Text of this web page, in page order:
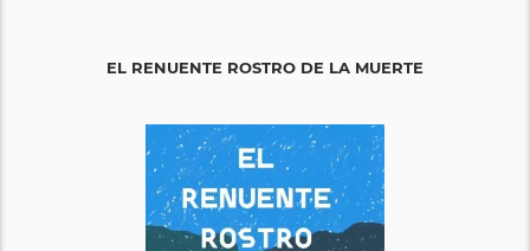
EL RENUENTE ROSTRO DE LA MUERTE